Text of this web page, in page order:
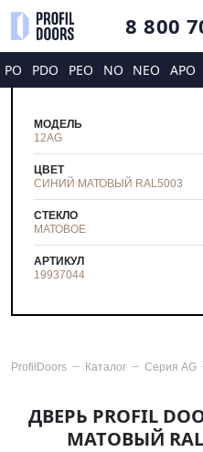
8 800
PO PDO PEO NO NEO APO
МОДЕЛЬ
12AG
ЦВЕТ
CИНИЙ МАТОВЫЙ RAL5003
СТЕКЛО
МАТОВОЕ
АРТИКУЛ
19937044
ProfilDoors Каталог Серия AG
ДВЕРЬ PROFIL
МАТОВЫЙ